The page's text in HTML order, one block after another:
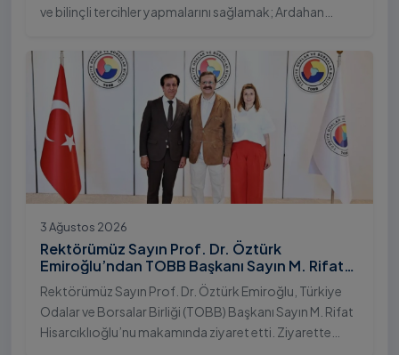
ve bilinçli tercihler yapmalarını sağlamak; Ardahan
çeşitliliğini ve nitelikli imkânlarını aktarmak üzere Ülke TV
ekranlarında yayımlanan "Genç Vizyon" programına
canlı yayın konuğu olarak katıldı.
3 Ağustos 2026
Rektörümüz Sayın Prof. Dr. Öztürk
Emiroğlu’ndan TOBB Başkanı Sayın M. Rifat
Hisarcıklıoğlu’na Ziyaret
Rektörümüz Sayın Prof. Dr. Öztürk Emiroğlu, Türkiye
Odalar ve Borsalar Birliği (TOBB) Başkanı Sayın M. Rifat
Hisarcıklıoğlu’nu makamında ziyaret etti. Ziyarette